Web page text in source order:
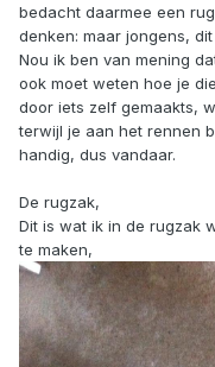
bedacht daarmee een
denken: maar jongens,
Nou ik ben van mening
ook moet weten hoe je
door iets zelf gemaakts,
terwijl je aan het rennen
handig, dus vandaar.
De rugzak,
Dit is wat ik in de rugzak
te maken,